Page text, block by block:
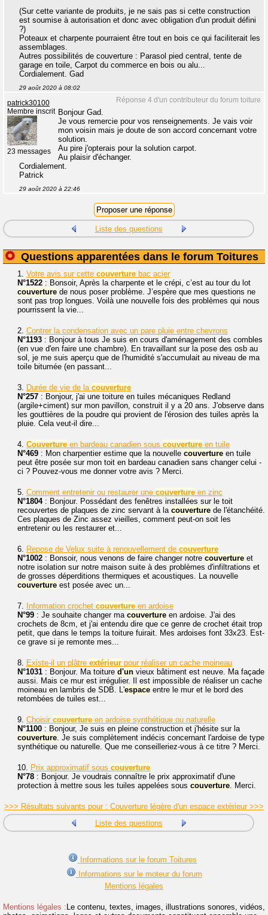
(Sur cette variante de produits, je ne sais pas si cette construction
est soumise à autorisation et donc avec obligation d'un produit défini
?)
Poteaux et charpente pourraient être tout en bois ce qui faciliterait les
assemblages.
Autres possibilités de couverture : Parasol pied central, tente de
garage en toile, Carpot du commerce en bois ou alu...
Cordialement. Gad
29 août 2020 à 08:02
Réponse 4 d'un contributeur du forum toiture
patrick30100
Membre inscrit
23 messages
Bonjour Gad.
Je vous remercie pour vos renseignements. Je vais voir
mon voisin mais je doute de son accord concernant votre
solution.
Au pire j'opterais pour la solution carpot.
Au plaisir d'échanger.
Cordialement.
Patrick
29 août 2020 à 22:46
Liste des questions
Questions apparentées dans le forum Toitures
1. Votre avis sur cette couverture bac acier
N°1522 : Bonsoir, Après la charpente et le crépi, c’est au tour du lot
couverture de nous poser problème. J’espère que mes questions ne
sont pas trop longues. Voilà une nouvelle fois des problèmes qui nous
pourrissent la vie...
2. Contrer la condensation avec un pare pluie entre chevrons
N°1193 : Bonjour à tous Je suis en cours d'aménagement des combles
(en vue d'en faire une chambre). En travaillant sur la pose des osb au
sol, je me suis aperçu que de l'humidité s'accumulait au niveau de ma
toile bitumée (en passant...
3. Durée de vie de la couverture
N°257 : Bonjour, j'ai une toiture en tuiles mécaniques Redland
(argile+ciment) sur mon pavillon, construit il y a 20 ans. J'observe dans
les gouttières de la poudre qui provient de l'érosion des tuiles après la
pluie. Cela veut-il dire...
4. Couverture en bardeau canadien sous couverture en tuile
N°469 : Mon charpentier estime que la nouvelle couverture en tuile
peut être posée sur mon toit en bardeau canadien sans changer celui -
ci ? Pouvez-vous me donner votre avis ? Merci.
5. Comment entretenir ou restaurer une couverture en zinc
N°1804: Bonjour. Possédant des fenêtres installées sur le toit
recouvertes de plaques de zinc servant à la couverture de l'étanchéité.
Ces plaques de Zinc assez vieilles, comment peut-on soit les
entretenir ou les restaurer et...
6. Repose de Velux suite à renouvellement de couverture
N°1002 : Bonsoir, nous venons de faire changer notre couverture et
notre isolation sur notre maison suite à des problèmes d'infiltrations et
de grosses déperditions thermiques et acoustiques. La nouvelle
couverture est posée avec un...
7. Information crochet couverture en ardoise
N°99 : Je souhaite changer ma couverture en ardoise. J'ai des
crochets de 8cm, et j'ai entendu dire que ce genre de crochet était trop
petit, que dans le temps la toiture fuirait. Mes ardoises font 33x23. Est-
ce grave si je remonte mes...
8. Existe-il un plâtre extérieur pour réaliser un cache moineau
N°1031 : Bonjour. Ma toiture d'un vieux bâtiment est neuve. Ma façade
aussi. Mais ce mur est irrégulier. Il est impossible de réaliser un cache
moineau en lambris de SDB. L'espace entre le mur et le bord des
retombées de tuiles est...
9. Choisir couverture en ardoise synthétique ou naturelle
N°1100 : Bonjour, Je suis en pleine construction et j'hésite sur la
couverture . Je suis complètement indécis concernant l'ardoise de type
synthétique ou naturelle. Que me conseilleriez-vous à ce titre ? Merci.
10. Prix approximatif sous couverture
N°78 : Bonjour. Je voudrais connaître le prix approximatif d'une
protection à mettre sous les tuiles appelées sous couverture . Merci.
>>> Résultats suivants pour : Couverture légère d'un espace extérieur >>>
Liste des questions
Informations sur le forum Toitures
Informations sur le moteur du forum
Mentions légales
Mentions légales : Le contenu, textes, images, illustrations sonores, vidéos,